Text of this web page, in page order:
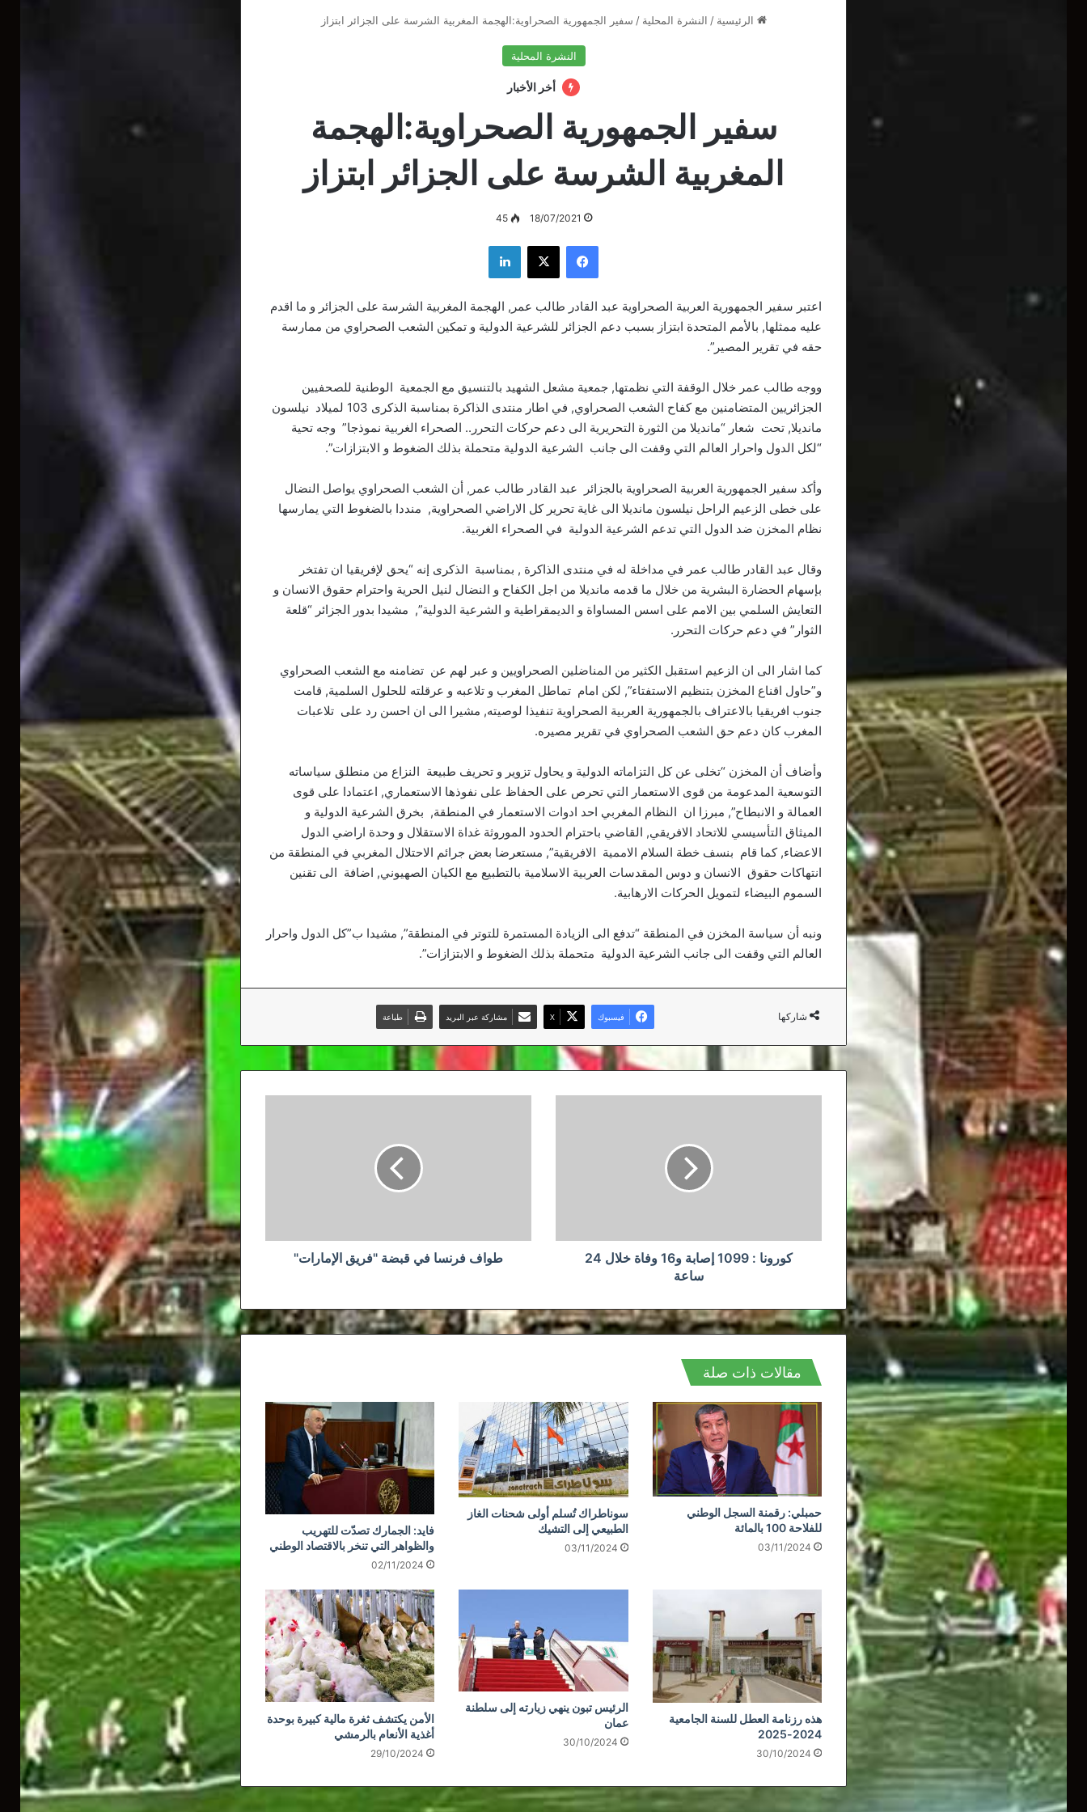
الرئيسية / النشرة المحلية / سفير الجمهورية الصحراوية:الهجمة المغربية الشرسة على الجزائر ابتزاز
النشرة المحلية
أخر الأخبار
سفير الجمهورية الصحراوية:الهجمة
المغربية الشرسة على الجزائر ابتزاز
18/07/2021
45
فيسبوك ‫X لينكدإن
اعتبر سفير الجمهورية العربية الصحراوية عبد القادر طالب عمر, الهجمة المغربية الشرسة على الجزائر و ما اقدم
عليه ممثلها, بالأمم المتحدة ابتزاز بسبب دعم الجزائر للشرعية الدولية و تمكين الشعب الصحراوي من ممارسة
حقه في تقرير المصير”.
ووجه طالب عمر خلال الوقفة التي نظمتها, جمعية مشعل الشهيد بالتنسيق مع الجمعية الوطنية للصحفيين
الجزائريين المتضامنين مع كفاح الشعب الصحراوي, في اطار منتدى الذاكرة بمناسبة الذكرى 103 لميلاد نيلسون
مانديلا, تحت شعار “مانديلا من الثورة التحريرية الى دعم حركات التحرر.. الصحراء الغربية نموذجا” وجه تحية
“لكل الدول واحرار العالم التي وقفت الى جانب الشرعية الدولية متحملة بذلك الضغوط و الابتزازات”.
وأكد سفير الجمهورية العربية الصحراوية بالجزائر عبد القادر طالب عمر, أن الشعب الصحراوي يواصل النضال
على خطى الزعيم الراحل نيلسون مانديلا الى غاية تحرير كل الاراضي الصحراوية, منددا بالضغوط التي يمارسها
نظام المخزن ضد الدول التي تدعم الشرعية الدولية في الصحراء الغربية.
وقال عبد القادر طالب عمر في مداخلة له في منتدى الذاكرة , بمناسبة الذكرى إنه “يحق لإفريقيا ان تفتخر
بإسهام الحضارة البشرية من خلال ما قدمه مانديلا من اجل الكفاح و النضال لنيل الحرية واحترام حقوق الانسان و
التعايش السلمي بين الامم على اسس المساواة و الديمقراطية و الشرعية الدولية”, مشيدا بدور الجزائر “قلعة
الثوار” في دعم حركات التحرر.
كما اشار الى ان الزعيم استقبل الكثير من المناضلين الصحراويين و عبر لهم عن تضامنه مع الشعب الصحراوي
و”حاول اقناع المخزن بتنظيم الاستفتاء”, لكن امام تماطل المغرب و تلاعبه و عرقلته للحلول السلمية, قامت
جنوب افريقيا بالاعتراف بالجمهورية العربية الصحراوية تنفيذا لوصيته, مشيرا الى ان احسن رد على تلاعبات
المغرب كان دعم حق الشعب الصحراوي في تقرير مصيره.
وأضاف أن المخزن “تخلى عن كل التزاماته الدولية و يحاول تزوير و تحريف طبيعة النزاع من منطلق سياساته
التوسعية المدعومة من قوى الاستعمار التي تحرص على الحفاظ على نفوذها الاستعماري, اعتمادا على قوى
العمالة و الانبطاح”, مبرزا ان النظام المغربي احد ادوات الاستعمار في المنطقة, بخرق الشرعية الدولية و
الميثاق التأسيسي للاتحاد الافريقي, القاضي باحترام الحدود الموروثة غداة الاستقلال و وحدة اراضي الدول
الاعضاء, كما قام بنسف خطة السلام الاممية الافريقية”, مستعرضا بعض جرائم الاحتلال المغربي في المنطقة من
انتهاكات حقوق الانسان و دوس المقدسات العربية الاسلامية بالتطبيع مع الكيان الصهيوني, اضافة الى تقنين
السموم البيضاء لتمويل الحركات الارهابية.
ونبه أن سياسة المخزن في المنطقة “تدفع الى الزيادة المستمرة للتوتر في المنطقة”, مشيدا ب”كل الدول واحرار
العالم التي وقفت الى جانب الشرعية الدولية متحملة بذلك الضغوط و الابتزازات”.
شاركها فيسبوك ‫X مشاركة عبر البريد طباعة
ساعة
كورونا : 1099 إصابة و16 وفاة خلال 24
ساعة
طواف فرنسا في قبضة "فريق الإمارات"
مقالات ذات صلة
حمبلي: رقمنة السجل الوطني
للفلاحة 100 بالمائة
03/11/2024
سوناطراك تُسلم أولى شحنات الغاز
الطبيعي إلى التشيك
03/11/2024
فايد: الجمارك تصدّت للتهريب
والظواهر التي تنخر بالاقتصاد الوطني
02/11/2024
هذه رزنامة العطل للسنة الجامعية
2024-2025
30/10/2024
الرئيس تبون ينهي زيارته إلى سلطنة
عمان
30/10/2024
الأمن يكتشف ثغرة مالية كبيرة بوحدة
أغذية الأنعام بالرمشي
29/10/2024